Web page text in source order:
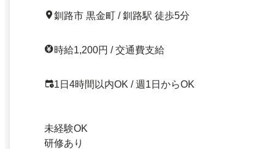
釧路市 黒金町 / 釧路駅 徒歩5分
時給1,200円 / 交通費支給
1日4時間以内OK / 週1日からOK
未経験OK
研修あり